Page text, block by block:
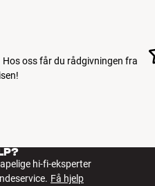
Hos oss får du rådgivningen fra
hi-fi-eksperter
Få hjelp